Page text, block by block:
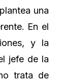
una
En el
y la
jefe de la
trata de